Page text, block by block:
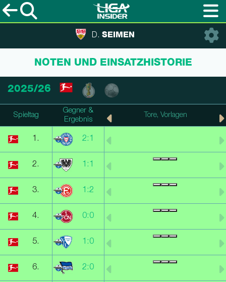
D. SEIMEN
NOTEN UND EINSATZHISTORIE
2025/26
Spieltag
Gegner &
Ergebnis
Punkte, Note Tore, Vorlagen
1. 2:1
2. 1:1
3. 1:2
4. 0:0
5. 1:0
6. 2:0